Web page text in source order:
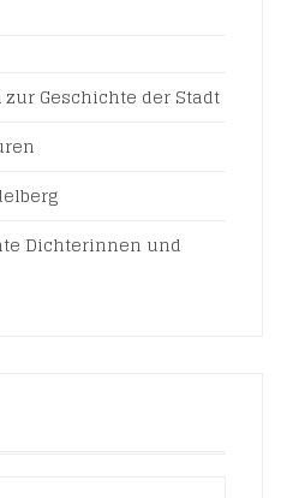
Geschichte der Stadt
Dichterinnen und